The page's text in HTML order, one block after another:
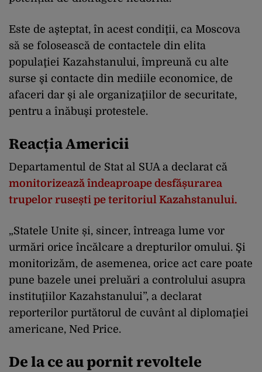
Este de aşteptat, în acest condiţii, ca Moscova
să se folosească de contactele din elita
populaţiei Kazahstanului, împreună cu alte
surse şi contacte din mediile economice, de
afaceri dar şi ale organizaţiilor de securitate,
pentru a înăbuşi protestele.
Reacția Americii
Departamentul de Stat al SUA a declarat că
monitorizează îndeaproape desfășurarea
trupelor rusești pe teritoriul Kazahstanului.
„Statele Unite și, sincer, întreaga lume vor
urmări orice încălcare a drepturilor omului. Şi
monitorizăm, de asemenea, orice act care poate
pune bazele unei preluări a controlului asupra
instituţiilor Kazahstanului”, a declarat
reporterilor purtătorul de cuvânt al diplomaţiei
americane, Ned Price.
De la ce au pornit revoltele